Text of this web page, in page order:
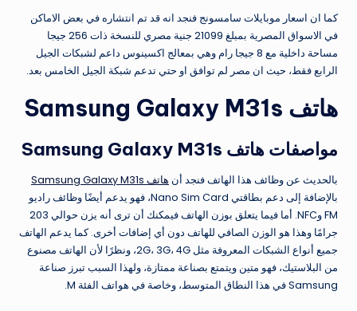
كما ان اسعار موبايلات سامسونج فنجد انه قد تم انتشاره في بعض الاماكن
في الاسواق المصرية بمبلغ 21099 جنية مصري للنسخة ذات 256 جيجا
مساحة داخلية مع 8 جيجا رام وهي بمعالج اكسينوس داعم لشبكات الجيل
الرابع فقط، حيث ان مصر لم توافق او حتي تدعم شبكة الجيل الخامس بعد.
هاتف Samsung Galaxy M31s
مواصفات هاتف Samsung Galaxy M31s
بالحديث عن وظائف هذا الهاتف فنجد أن هاتف Samsung Galaxy M31s
بالإضافة إلى دعم بطاقتي Nano Sim Card، فهو يدعم أيضًا وظائف راديو
FM وNFC. أما فيما يتعلق بوزن الهاتف فيمكنك أن ترى أنه يزن حوالي 203
جرامًا وهذا هو الوزن الصافي للهاتف دون أي إضافات أخرى. كما يدعم الهاتف
جميع أنواع الشبكات المعروفة مثل 2G، 3G، 4G، ونظرًا لأن الهاتف مصنوع
من البلاستيك، فهو متين ويتمتع بصناعة ممتازة، ولهذا السبب تبرز صناعة
Samsung في هذا النطاق المتوسط​​، وخاصة في هواتف الفئة M.